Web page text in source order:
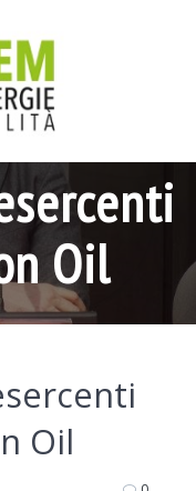
Oil
Oil